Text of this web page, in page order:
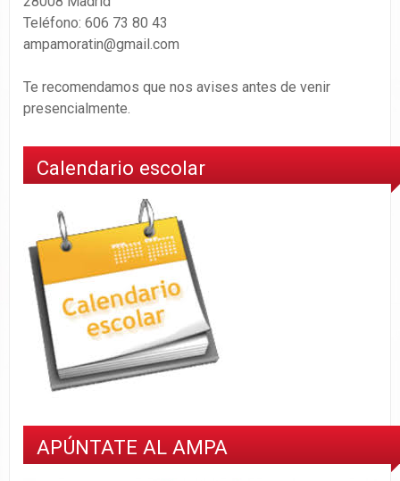
Teléfono: 606 73 80 43
ampamoratin@gmail.com
Te recomendamos que nos avises antes de venir
presencialmente.
Calendario escolar
APÚNTATE AL AMPA